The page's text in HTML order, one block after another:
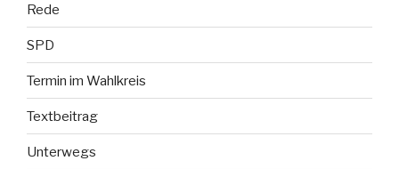
Rede
SPD
Termin im Wahlkreis
Textbeitrag
Unterwegs